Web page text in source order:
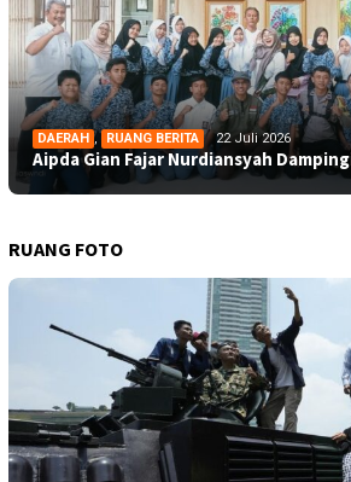
DAERAH , RUANG BERITA 22 Juli 2026
Aipda Gian Fajar Nurdiansyah
RUANG FOTO